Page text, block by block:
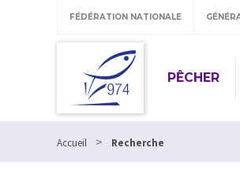
FÉDÉRATION NATIONALE
PÊCHER
Accueil > Recherche